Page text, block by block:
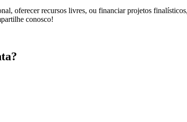
oferecer recursos livres, ou financiar projetos
conosco!